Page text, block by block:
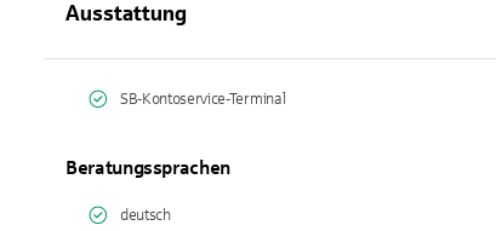
Ausstattung
SB-Kontoservice-Terminal
Beratungssprachen
deutsch